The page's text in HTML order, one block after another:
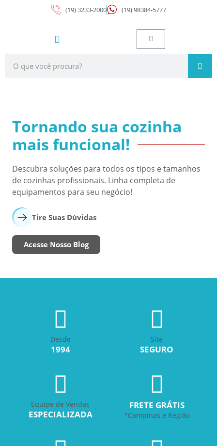
(19) 3233-2000 (19) 98384-5777
Tornando sua cozinha
mais funcional!
Descubra soluções para todos os tipos e tamanhos
de cozinhas profissionais. Linha completa de
equipamentos para seu negócio!
Acesse Nosso Blog
Tire Suas Dúvidas
Desde
1994
Site
SEGURO
Equipe de Vendas
ESPECIALIZADA
FRETE GRÁTIS
*Campinas e Região